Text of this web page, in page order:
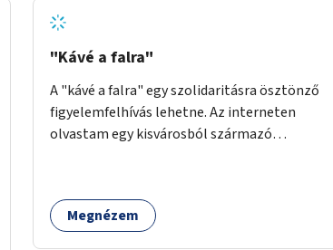
"Kávé a falra"
A "kávé a falra" egy szolidaritásra ösztönző
figyelemfelhívás lehetne. Az interneten
olvastam egy kisvárosból származó
dolgozói a falra. Ha egy arra rászoruló betért, a
falról ingyenesen megkaphatta a már
Megnézem